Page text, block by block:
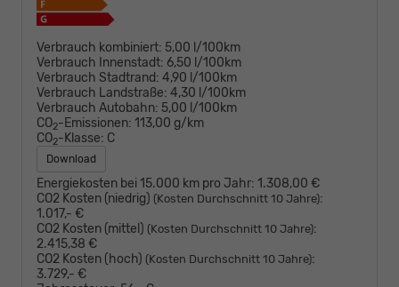
Verbrauch kombiniert: 5,00 l/100km
Verbrauch Innenstadt: 6,50 l/100km
Verbrauch Stadtrand: 4,90 l/100km
Verbrauch Landstraße: 4,30 l/100km
Verbrauch Autobahn: 5,00 l/100km
CO2-Emissionen: 113,00 g/km
CO2-Klasse: C
Download
Energiekosten bei 15.000 km pro Jahr: 1.308,00 €
CO2 Kosten (niedrig) (Kosten Durchschnitt 10 Jahre):
1.017,- €
CO2 Kosten (mittel) (Kosten Durchschnitt 10 Jahre):
2.415,38 €
CO2 Kosten (hoch) (Kosten Durchschnitt 10 Jahre):
3.729,- €